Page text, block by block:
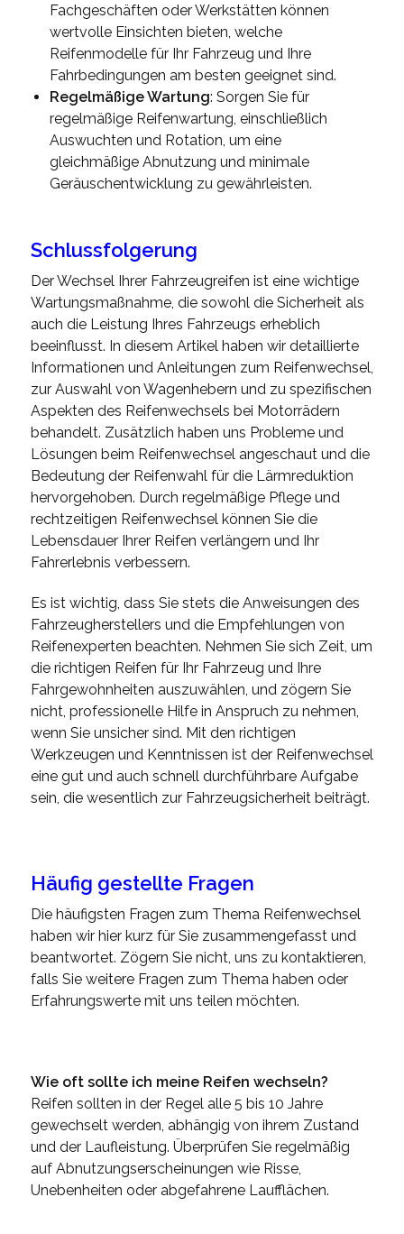
Fachgeschäften oder Werkstätten können
wertvolle Einsichten bieten, welche
Reifenmodelle für Ihr Fahrzeug und Ihre
Fahrbedingungen am besten geeignet sind.
Regelmäßige Wartung: Sorgen Sie für
regelmäßige Reifenwartung, einschließlich
Auswuchten und Rotation, um eine
gleichmäßige Abnutzung und minimale
Geräuschentwicklung zu gewährleisten.
Schlussfolgerung
Der Wechsel Ihrer Fahrzeugreifen ist eine wichtige
Wartungsmaßnahme, die sowohl die Sicherheit als
auch die Leistung Ihres Fahrzeugs erheblich
beeinflusst. In diesem Artikel haben wir detaillierte
Informationen und Anleitungen zum Reifenwechsel,
zur Auswahl von Wagenhebern und zu spezifischen
Aspekten des Reifenwechsels bei Motorrädern
behandelt. Zusätzlich haben uns Probleme und
Lösungen beim Reifenwechsel angeschaut und die
Bedeutung der Reifenwahl für die Lärmreduktion
hervorgehoben. Durch regelmäßige Pflege und
rechtzeitigen Reifenwechsel können Sie die
Lebensdauer Ihrer Reifen verlängern und Ihr
Fahrerlebnis verbessern.
Es ist wichtig, dass Sie stets die Anweisungen des
Fahrzeugherstellers und die Empfehlungen von
Reifenexperten beachten. Nehmen Sie sich Zeit, um
die richtigen Reifen für Ihr Fahrzeug und Ihre
Fahrgewohnheiten auszuwählen, und zögern Sie
nicht, professionelle Hilfe in Anspruch zu nehmen,
wenn Sie unsicher sind. Mit den richtigen
Werkzeugen und Kenntnissen ist der Reifenwechsel
eine gut und auch schnell durchführbare Aufgabe
sein, die wesentlich zur Fahrzeugsicherheit beiträgt.
Häufig gestellte Fragen
Die häufigsten Fragen zum Thema Reifenwechsel
haben wir hier kurz für Sie zusammengefasst und
beantwortet. Zögern Sie nicht, uns zu kontaktieren,
falls Sie weitere Fragen zum Thema haben oder
Erfahrungswerte mit uns teilen möchten.
Wie oft sollte ich meine Reifen wechseln?
Reifen sollten in der Regel alle 5 bis 10 Jahre
gewechselt werden, abhängig von ihrem Zustand
und der Laufleistung. Überprüfen Sie regelmäßig
auf Abnutzungserscheinungen wie Risse,
Unebenheiten oder abgefahrene Laufflächen.